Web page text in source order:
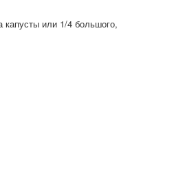
капусты или 1/4 большого,